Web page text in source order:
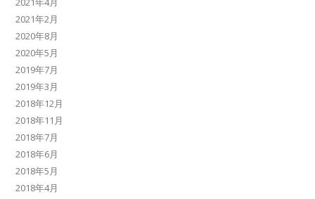
2021年2月
2020年8月
2020年5月
2019年7月
2019年3月
2018年12月
2018年11月
2018年7月
2018年6月
2018年5月
2018年4月